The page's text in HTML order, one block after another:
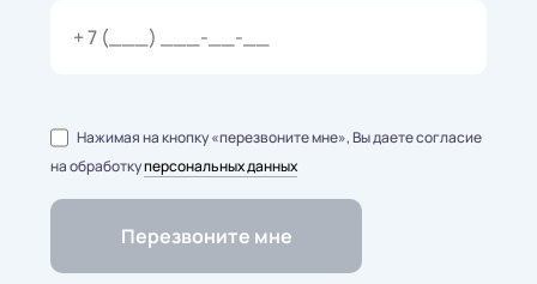
Нажимая на кнопку «перезвоните мне», Вы даете согласие
на обработкуперсональных данных